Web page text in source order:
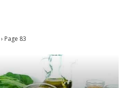
› Page 83